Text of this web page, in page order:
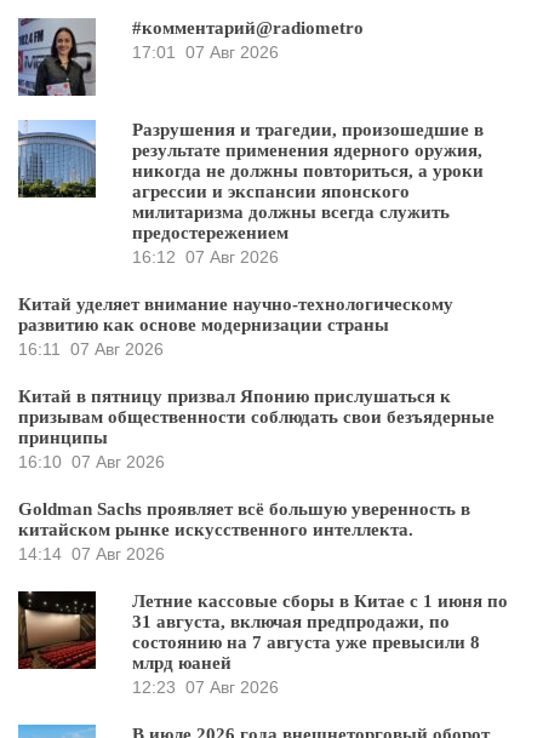
#комментарий@radiometro
17:01 07 Авг 2026
Разрушения и трагедии, произошедшие в
результате применения ядерного оружия,
никогда не должны повториться, а уроки
агрессии и экспансии японского
милитаризма должны всегда служить
предостережением
16:12 07 Авг 2026
Китай уделяет внимание научно-технологическому
развитию как основе модернизации страны
16:11 07 Авг 2026
Китай в пятницу призвал Японию прислушаться к
призывам общественности соблюдать свои безъядерные
принципы
16:10 07 Авг 2026
Goldman Sachs проявляет всё большую уверенность в
китайском рынке искусственного интеллекта.
14:14 07 Авг 2026
Летние кассовые сборы в Китае с 1 июня по
31 августа, включая предпродажи, по
состоянию на 7 августа уже превысили 8
млрд юаней
12:23 07 Авг 2026